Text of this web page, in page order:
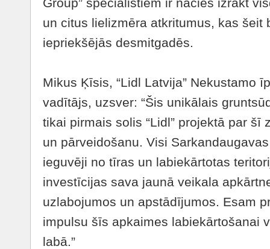
un citus lielizmēra atkritumus, kas šeit
iepriekšējās desmitgadēs.
Mikus Ķīsis, “Lidl Latvija” Nekustamo
vadītājs, uzsver: “Šis unikālais
tikai pirmais solis “Lidl” projektā par šī
un pārveidošanu. Visi
ieguvēji no tīras un labiekārtotas
investīcijas sava jaunā veikala
uzlabojumos un apstādījumos. Esam
impulsu šīs apkaimes labiekārtošanai
labā.”